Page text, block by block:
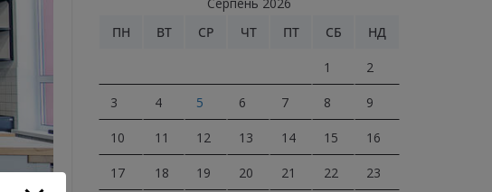
Серпень 2026
ПН
ВТ СР ЧТ ПТ СБ НД
1 2
3 4 5 6 7 8 9
10 11 12 13 14 15 16
17 18 19 20 21 22 23